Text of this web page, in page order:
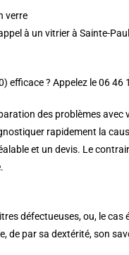
verre
à un vitrier à Sainte-
efficace ? Appelez le 06
des problèmes
rapidement la
et un devis. Le
défectueuses, ou, le
de par sa dextérité, son